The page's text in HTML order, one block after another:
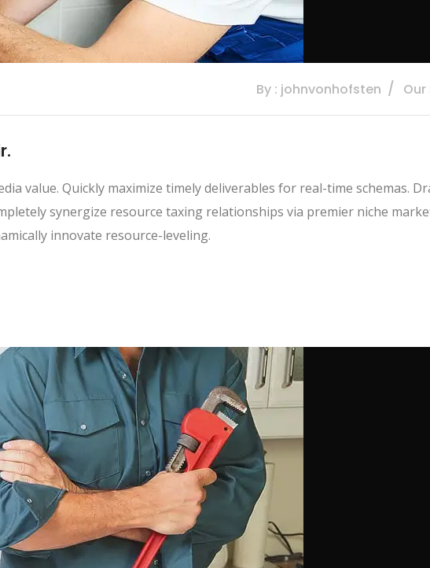
By : johnvonhofsten Our
value. Quickly maximize timely deliverables for real-time schemas.
synergize resource taxing relationships via premier niche
innovate resource-leveling.